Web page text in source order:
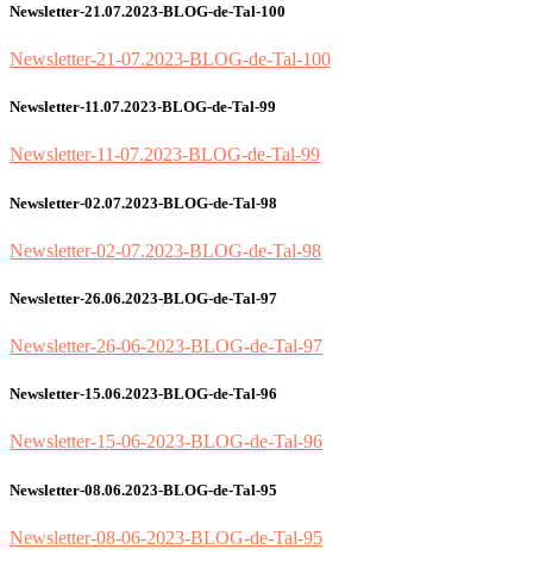
Newsletter-21.07.2023-BLOG-de-Tal-100
Newsletter-21-07.2023-BLOG-de-Tal-100
Newsletter-11.07.2023-BLOG-de-Tal-99
Newsletter-11-07.2023-BLOG-de-Tal-99
Newsletter-02.07.2023-BLOG-de-Tal-98
Newsletter-02-07.2023-BLOG-de-Tal-98
Newsletter-26.06.2023-BLOG-de-Tal-97
Newsletter-26-06-2023-BLOG-de-Tal-97
Newsletter-15.06.2023-BLOG-de-Tal-96
Newsletter-15-06-2023-BLOG-de-Tal-96
Newsletter-08.06.2023-BLOG-de-Tal-95
Newsletter-08-06-2023-BLOG-de-Tal-95